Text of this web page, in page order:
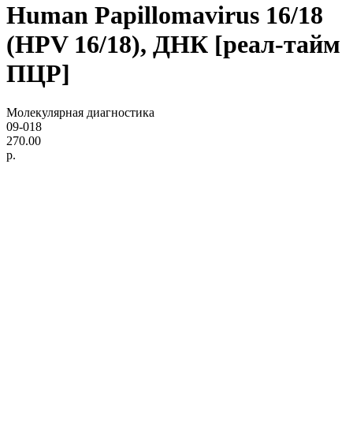
Human Papillomavirus 16/18
(HPV 16/18), ДНК [реал-тайм
ПЦР]
Молекулярная диагностика
09-018
270.00
р.